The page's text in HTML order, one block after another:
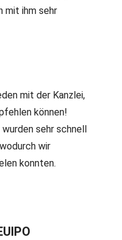
mit ihm sehr
mit der Kanzlei,
können!
sehr schnell
wir
konnten.